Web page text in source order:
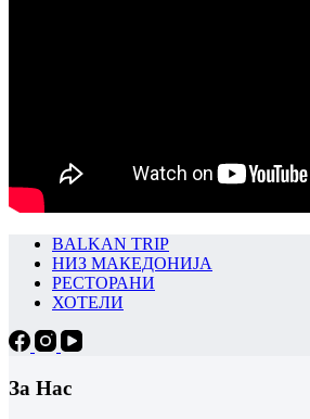
BALKAN TRIP
НИЗ МАКЕДОНИЈА
РЕСТОРАНИ
ХОТЕЛИ
За Нас